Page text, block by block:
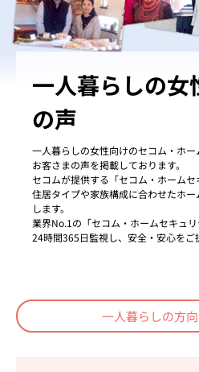
一人暮らしの女
の声
一人暮らしの女性向けのセコム・ホ
お客さまの声を掲載しております。
セコムが提供する「セコム・ホーム
住居タイプや家族構成に合わせたホ
します。
業界No.1の「セコム・ホームセキュ
24時間365日監視し、安全・安心をご
一人暮らしの方